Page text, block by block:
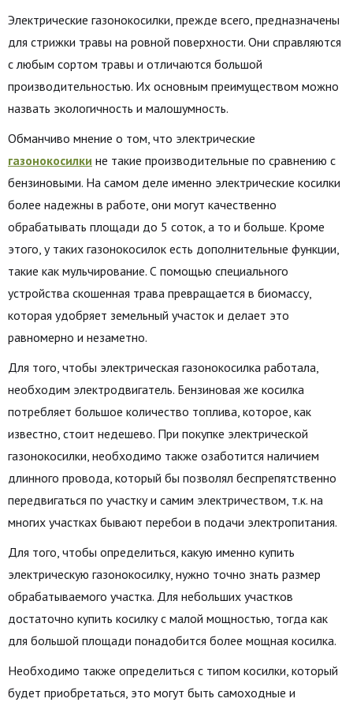
Электрические газонокосилки, прежде всего, предназначены
для стрижки травы на ровной поверхности. Они справляются
с любым сортом травы и отличаются большой
производительностью. Их основным преимуществом можно
назвать экологичность и малошумность.
Обманчиво мнение о том, что электрические
газонокосилки не такие производительные по сравнению с
бензиновыми. На самом деле именно электрические косилки
более надежны в работе, они могут качественно
обрабатывать площади до 5 соток, а то и больше. Кроме
этого, у таких газонокосилок есть дополнительные функции,
такие как мульчирование. С помощью специального
устройства скошенная трава превращается в биомассу,
которая удобряет земельный участок и делает это
равномерно и незаметно.
Для того, чтобы электрическая газонокосилка работала,
необходим электродвигатель. Бензиновая же косилка
потребляет большое количество топлива, которое, как
известно, стоит недешево. При покупке электрической
газонокосилки, необходимо также озаботится наличием
длинного провода, который бы позволял беспрепятственно
передвигаться по участку и самим электричеством, т.к. на
многих участках бывают перебои в подачи электропитания.
Для того, чтобы определиться, какую именно купить
электрическую газонокосилку, нужно точно знать размер
обрабатываемого участка. Для небольших участков
достаточно купить косилку с малой мощностью, тогда как
для большой площади понадобится более мощная косилка.
Необходимо также определиться с типом косилки, который
будет приобретаться, это могут быть самоходные и